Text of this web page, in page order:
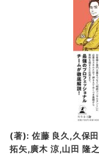
(著): 佐藤 良久,久保
拓矢,廣木 涼,山田 隆